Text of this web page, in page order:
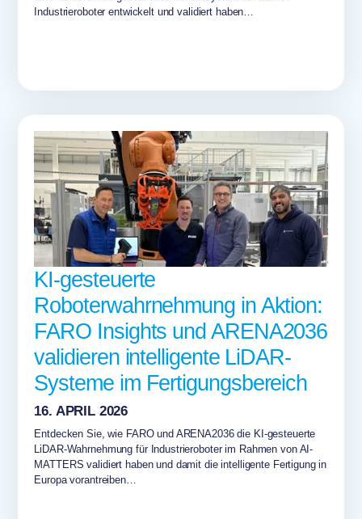
Industrieroboter entwickelt und validiert haben…
KI-gesteuerte
Roboterwahrnehmung in Aktion:
FARO Insights und ARENA2036
validieren intelligente LiDAR-
Systeme im Fertigungsbereich
16. APRIL 2026
Entdecken Sie, wie FARO und ARENA2036 die KI-gesteuerte
LiDAR-Wahrnehmung für Industrieroboter im Rahmen von AI-
MATTERS validiert haben und damit die intelligente Fertigung in
Europa vorantreiben…